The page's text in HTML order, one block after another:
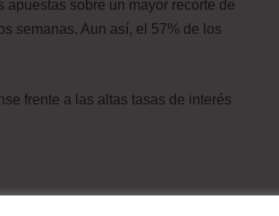
sobre un mayor recorte de
semanas. Aun así, el 57% de los
frente a las altas tasas de interés